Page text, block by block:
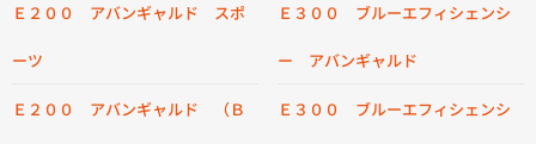
Ｅ２００ アバンギャルド スポ
ーツ
Ｅ２００ アバンギャルド （Ｂ
Ｅ３００ ブルーエフィシェンシ
ー アバンギャルド
Ｅ３００ ブルーエフィシェンシ